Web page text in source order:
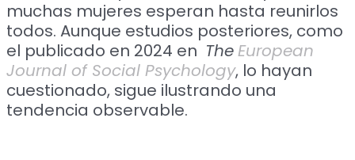
muchas mujeres esperan hasta reunirlos
todos. Aunque estudios posteriores, como
el publicado en 2024 en TheEuropean
Journal of Social Psychology, lo hayan
cuestionado, sigue ilustrando una
tendencia observable.